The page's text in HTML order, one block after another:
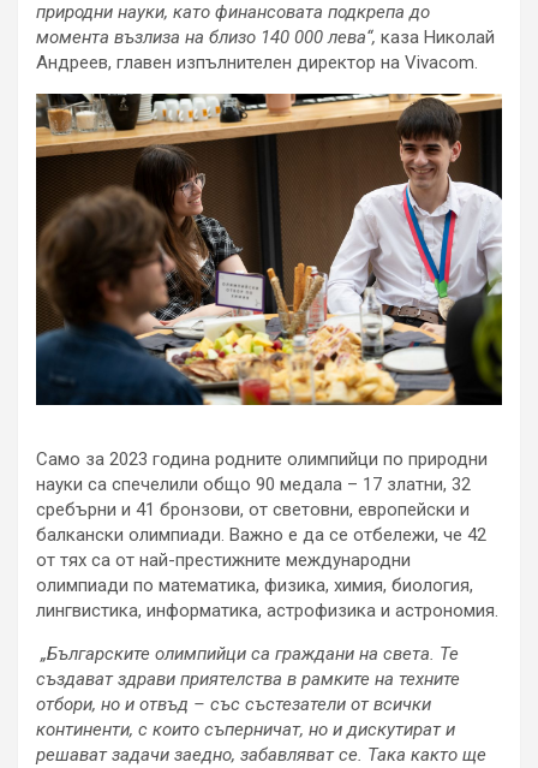
природни науки, като финансовата подкрепа до
момента възлиза на близо 140 000 лева“, каза Николай
Андреев, главен изпълнителен директор на Vivacom.
Само за 2023 година родните олимпийци по природни
науки са спечелили общо 90 медала – 17 златни, 32
сребърни и 41 бронзови, от световни, европейски и
балкански олимпиади. Важно е да се отбележи, че 42
от тях са от най-престижните международни
олимпиади по математика, физика, химия, биология,
лингвистика, информатика, астрофизика и астрономия.
„Българските олимпийци са граждани на света. Те
създават здрави приятелства в рамките на техните
отбори, но и отвъд – със състезатели от всички
континенти, с които съперничат, но и дискутират и
решават задачи заедно, забавляват се. Така както ще